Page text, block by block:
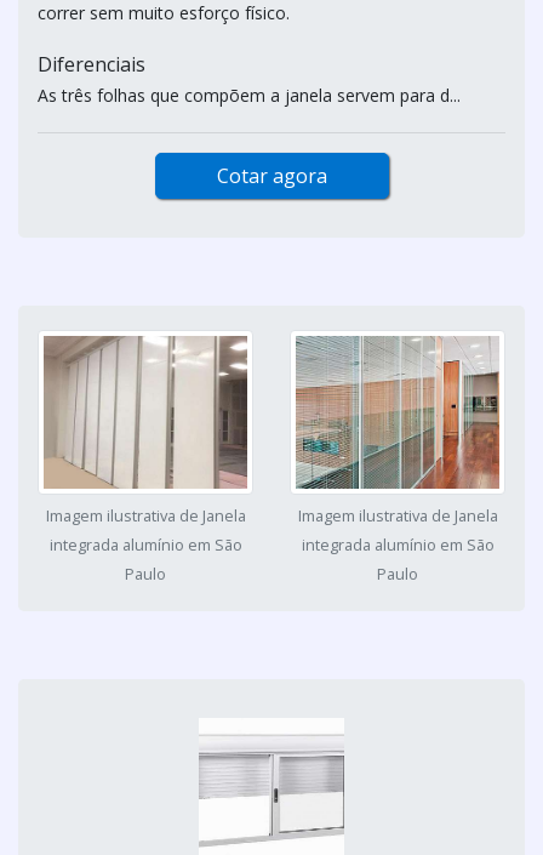
correr sem muito esforço físico.
Diferenciais
As três folhas que compõem a janela servem para d...
Cotar agora
Imagem ilustrativa de Janela
integrada alumínio em São
Paulo
Imagem ilustrativa de Janela
integrada alumínio em São
Paulo